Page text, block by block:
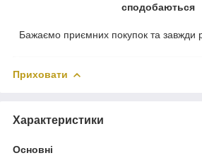
сподобаються
Бажаємо приємних покупок та завжди
Приховати
Характеристики
Основні